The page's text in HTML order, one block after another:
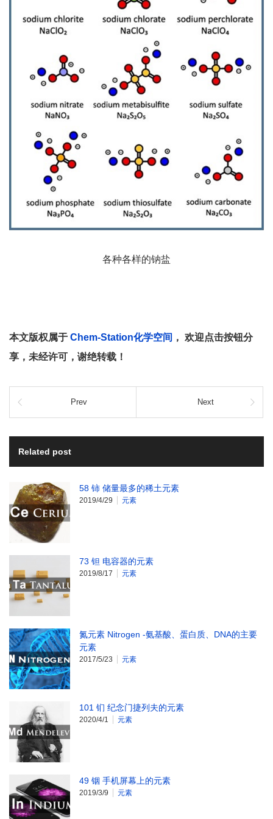
各种各样的钠盐
本文版权属于 Chem-Station化学空间 ， 欢迎点击按钮分
享，未经许可，谢绝转载！
Prev Next
Related post
58 铈 储量最多的稀土元素
2019/4/29 元素
73 钽 电容器的元素
2019/8/17 元素
氮元素 Nitrogen -氨基酸、蛋白质、DNA的主要
元素
2017/5/23 元素
101 钔 纪念门捷列夫的元素
2020/4/1 元素
49 铟 手机屏幕上的元素
2019/3/9 元素